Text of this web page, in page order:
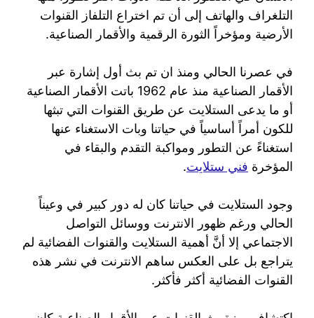
التلغراف والهاتف إلى أن تم اختراع التلفاز القنوات
الأرضية ومؤخراً الثورة الرقمية والأقمار الصناعية.
في عصرنا الحالي ومنذ ان تم بث أول إشارة عبر
الأقمار الصناعية منذ عام 1962 باتت الأقمار الصناعية
أو ما يدعى الستلايت عن طريق القنوات التي تبثها
للكون أمراً أساسياً في حياتنا وبات الاستغناء عنها
استغناءً عن التطور ومواكبة التقدم والبقاء في
المؤخرة فني ستلايت.
وجود الستلايت في حياتنا كان له دور كبير في وعيناً
الحالي ورغم ظهور الانترنت ووسائل التواصل
الاجتماعي إلا أنَّ أهمية الستلايت والقنوات الفضائية لم
يتراجع بل على العكس ساهم الانترنت في نشر هذه
القنوات الفضائية أكثر فأكثر.